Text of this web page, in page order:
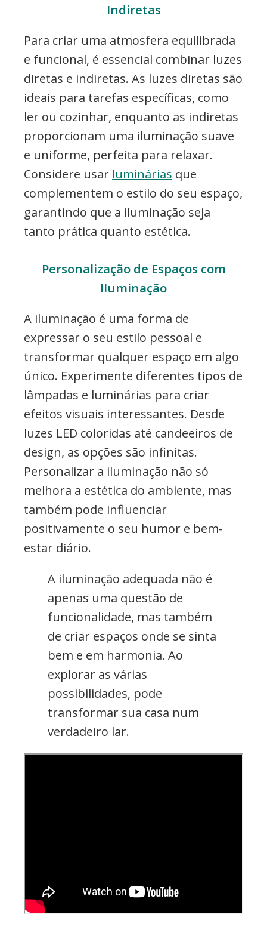
Indiretas
Para criar uma atmosfera equilibrada
e funcional, é essencial combinar luzes
diretas e indiretas. As luzes diretas são
ideais para tarefas específicas, como
ler ou cozinhar, enquanto as indiretas
proporcionam uma iluminação suave
e uniforme, perfeita para relaxar.
Considere usar luminárias que
complementem o estilo do seu espaço,
garantindo que a iluminação seja
tanto prática quanto estética.
Personalização de Espaços com
Iluminação
A iluminação é uma forma de
expressar o seu estilo pessoal e
transformar qualquer espaço em algo
único. Experimente diferentes tipos de
lâmpadas e luminárias para criar
efeitos visuais interessantes. Desde
luzes LED coloridas até candeeiros de
design, as opções são infinitas.
Personalizar a iluminação não só
melhora a estética do ambiente, mas
também pode influenciar
positivamente o seu humor e bem-
estar diário.
A iluminação adequada não é
apenas uma questão de
funcionalidade, mas também
de criar espaços onde se sinta
bem e em harmonia. Ao
explorar as várias
possibilidades, pode
transformar sua casa num
verdadeiro lar.